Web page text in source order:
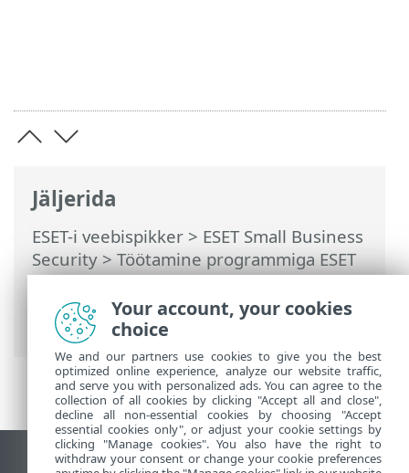
Jäljerida
ESET-i veebispikker > ESET Small Business
Security>Töötamine programmiga ESET
Small Business Security>Täpsem
häälestus >Kaitsed>Veebikasutuse
kaitse> URL-loendite haldus
Your account, your cookies
choice
We and our partners use cookies to give you the best
optimized online experience, analyze our website traffic,
and serve you with personalized ads. You can agree to the
collection of all cookies by clicking "Accept all and close",
decline all non-essential cookies by choosing "Accept
essential cookies only", or adjust your cookie settings by
clicking "Manage cookies". You also have the right to
withdraw your consent or change your cookie preferences